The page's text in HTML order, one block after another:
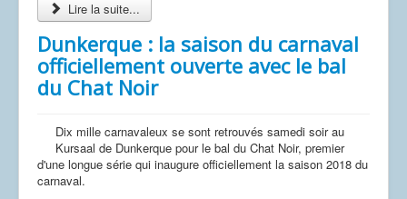
Lire la suite...
Dunkerque : la saison du carnaval
officiellement ouverte avec le bal
du Chat Noir
Dix mille carnavaleux se sont retrouvés samedi soir au
Kursaal de Dunkerque pour le bal du Chat Noir, premier
d'une longue série qui inaugure officiellement la saison 2018 du
carnaval.